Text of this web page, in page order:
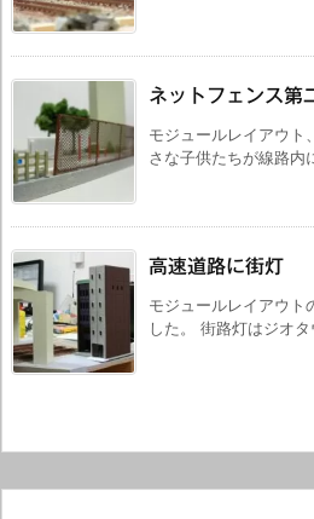
ネットフェンス第
モジュールレイアウト
さな子供たちが線路内
高速道路に街灯
モジュールレイアウト
した。 街路灯はジオ